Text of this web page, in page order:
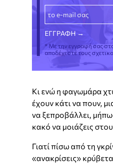
* Με την εγγραφή σας
αποδέχεστε τους
Κι ενώ η φαγωμάρα
έχουν κάτι να πουν,
να ξεπροβάλλει,
κακό να μοιάζεις
Γιατί πίσω από τη
«ανακρίσεις»